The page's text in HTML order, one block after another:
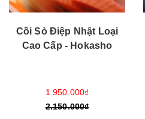
Cồi Sò Điệp Nhật Loại
Cao Cấp - Hokasho
1.950.000₫
2.150.000₫